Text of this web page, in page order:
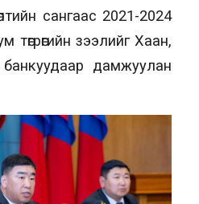
сангаас 2021-2024
төгрөгийн зээлийг Хаан,
дамжуулан